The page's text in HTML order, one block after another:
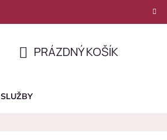
KOŠÍK
PRÁZDNÝ KOŠÍK
SLUŽBY